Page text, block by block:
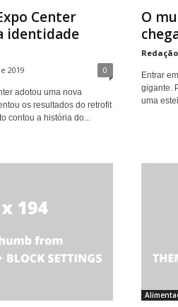
Center
identidade
2019 0
adotou uma nova
os resultados do retrofit
contou a história do...
O
Redação
Entrar
gigante.
uma